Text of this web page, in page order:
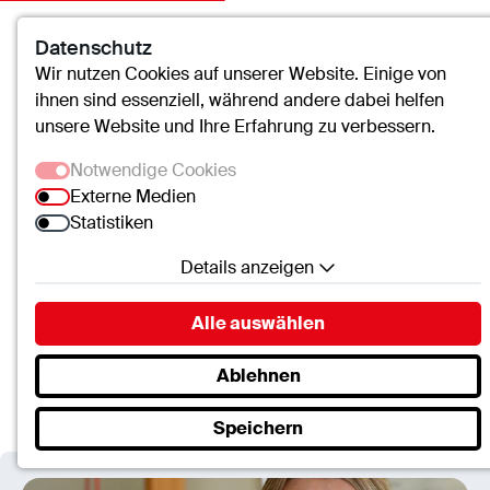
Kontakt Suche Menü
Verbundkrankenhaus Bernkastel/Wittlich
Physiotherapeuten
(m/w/d) für die
Psychiatrie &
Psychotherapie
Datenschutz
Wir nutzen Cookies auf unserer Website. Einige von
ihnen sind essenziell, während andere dabei helfen
unsere Website und Ihre Erfahrung zu verbessern.
Notwendige Cookies
Externe Medien
Statistiken
Details anzeigen
Notwendige Cookies
Essenzielle Cookies ermöglichen grundlegende
Funktionen und sind für die einwandfreie Funktion
der Website erforderlich.
SC.Cookie
Name:mscookie
Alle auswählen
Ablehnen
Speichern